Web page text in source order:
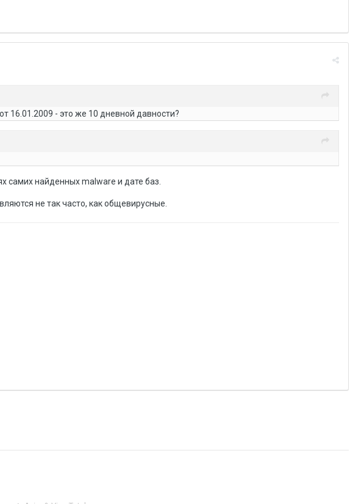
16.01.2009 - это же 10 дневной давности?
самих найденных malware и дате баз.
не так часто, как общевирусные.